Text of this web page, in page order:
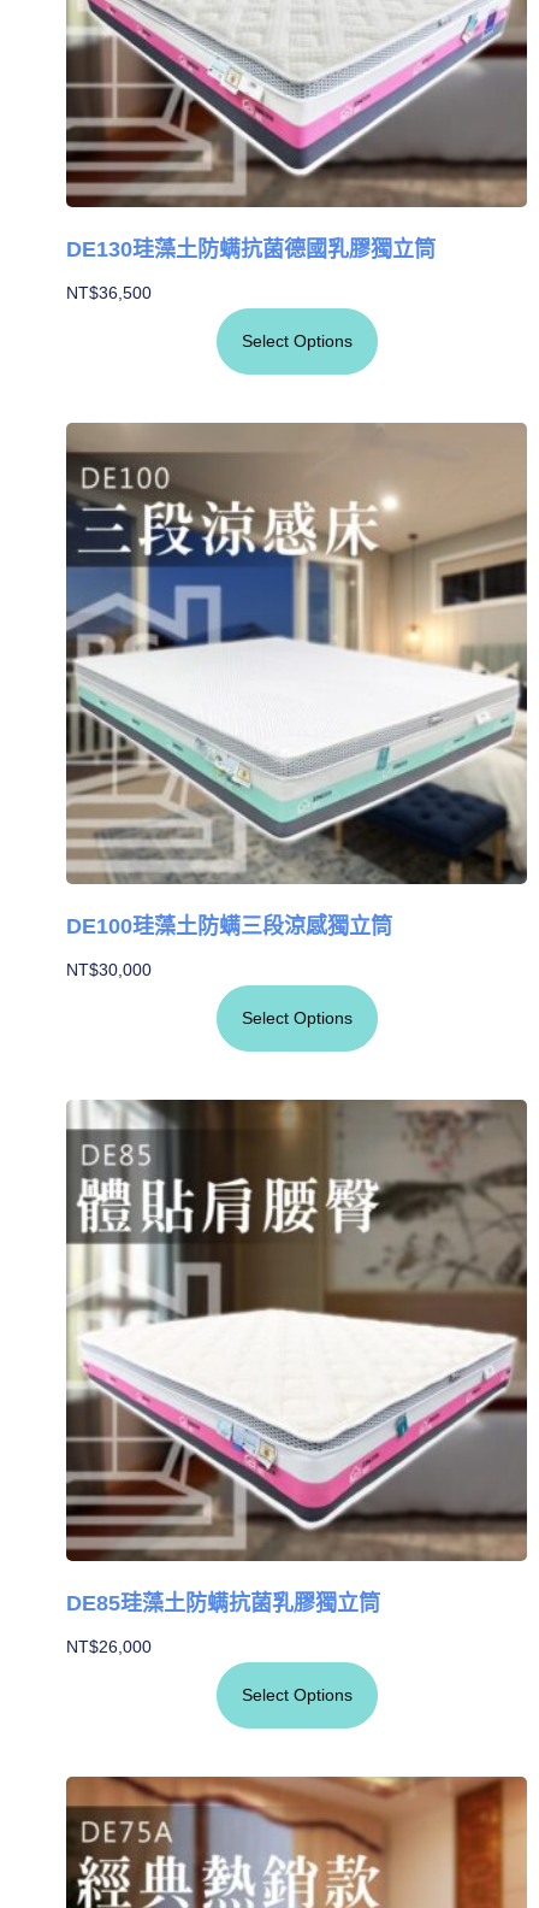
DE130珪藻土防螨抗菌德國乳膠獨立筒
NT$36,500
Select Options
DE100珪藻土防螨三段涼感獨立筒
NT$30,000
Select Options
DE85珪藻土防螨抗菌乳膠獨立筒
NT$26,000
Select Options